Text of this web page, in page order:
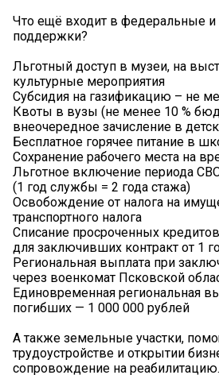
Что ещё входит в федеральные
поддержки?
Льготный доступ в музеи, на
культурные мероприятия
Субсидия на газификацию – не
Квоты в вузы (не менее 10 %
внеочередное зачисление в
Бесплатное горячее питание в
Сохранение рабочего места на
Льготное включение периода
(1 год службы = 2 года стажа)
Освобождение от налога на
транспортного налога
Списание просроченных
для заключивших контракт от 1
Региональная выплата при
через военкомат Псковской
Единовременная региональная
погибших — 1 000 000 рублей
А также земельные участки,
трудоустройстве и открытии
сопровождение на реабилитацию.